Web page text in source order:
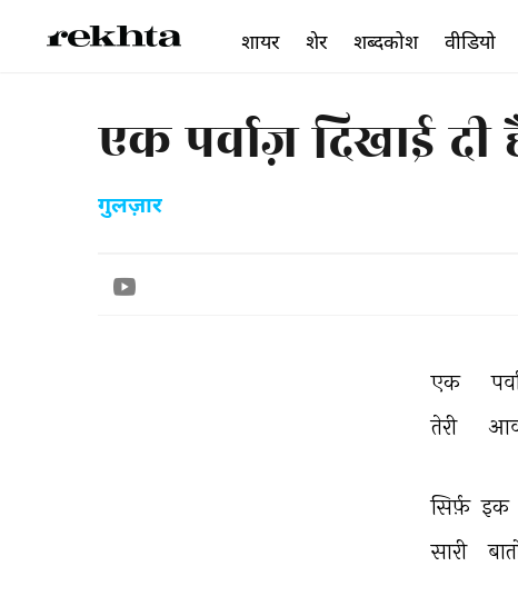
एक पर्वाज़ दिखाई दी
गुलज़ार
एक
तेरी
सिर्फ़ इक
सारी
शायर शेर शब्दकोश वीडियो